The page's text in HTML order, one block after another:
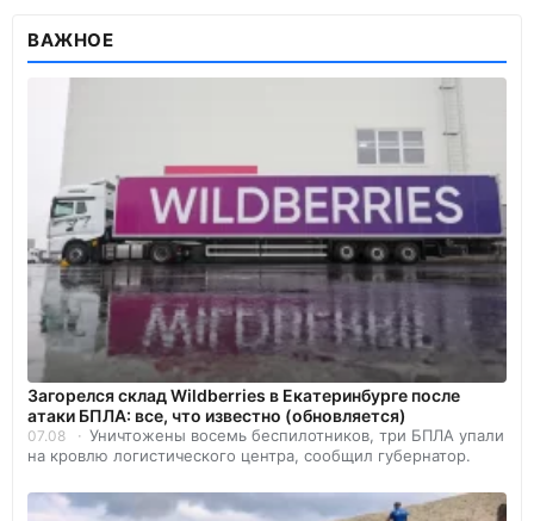
ВАЖНОЕ
Загорелся склад Wildberries в Екатеринбурге после
атаки БПЛА: все, что известно (обновляется)
07.08
Уничтожены восемь беспилотников, три БПЛА упали
на кровлю логистического центра, сообщил губернатор.